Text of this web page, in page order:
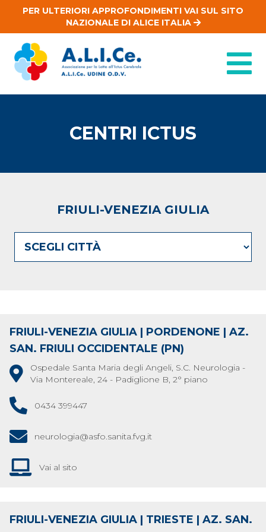
PER ULTERIORI APPROFONDIMENTI VAI SUL SITO
NAZIONALE DI ALICE ITALIA
CENTRI ICTUS
FRIULI-VENEZIA GIULIA
FRIULI-VENEZIA GIULIA | PORDENONE | AZ.
SAN. FRIULI OCCIDENTALE (PN)
Ospedale Santa Maria degli Angeli, S.C. Neurologia -
Via Montereale, 24 - Padiglione B, 2° piano
0434 399447
neurologia@asfo.sanita.fvg.it
Vai al sito
FRIULI-VENEZIA GIULIA | TRIESTE | AZ. SAN.